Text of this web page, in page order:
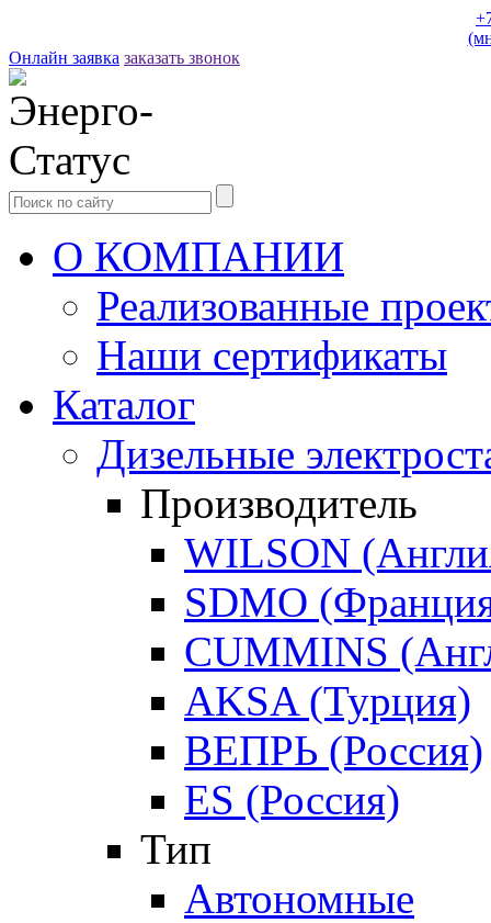
Онлайн заявка заказать звонок
О КОМПАНИИ
Реализованные
Наши сертификаты
Каталог
Дизельные
Производитель
WILSON
SDMO
CUMMINS
AKSA (Турция)
ВЕПРЬ (Россия)
ES (Россия)
Тип
Автономные